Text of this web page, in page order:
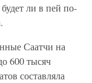
ли в пей по-
Саатчи на
600 тысяч
составляла